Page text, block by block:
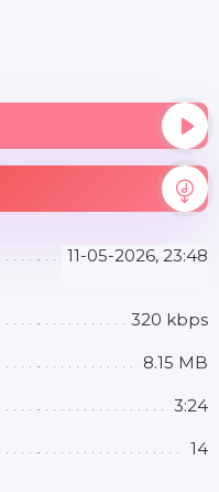
11-05-2026, 23:48
320 kbps
8.15 MB
3:24
14